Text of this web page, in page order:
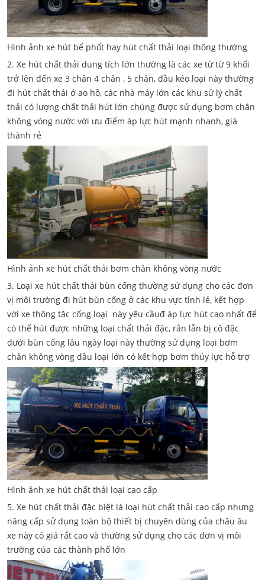
Hình ảnh xe hút bể phốt hay hút chất thải loại thông thường
2. Xe hút chất thải dung tích lớn thường là các xe từ từ 9 khối
trở lên đến xe 3 chân 4 chân , 5 chân, đầu kéo loại này thường
đi hút chất thải ở ao hồ, các nhà máy lớn các khu sử lý chất
thải có lượng chất thải hút lớn chúng được sử dụng bơm chân
không vòng nước với ưu điểm áp lực hút mạnh nhanh, giá
thành rẻ
Hình ảnh xe hút chất thải bơm chân không vòng nước
3. Loại xe hút chất thải bùn cống thường sử dụng cho các đơn
vị môi trường đi hút bùn cống ở các khu vực tỉnh lẻ, kết hợp
với xe thông tăc cống loại này yêu cầuđ áp lực hút cao nhất để
có thể hút được những loại chất thải đặc, rắn lẫn bị cô đặc
dưới bùn cống lâu ngày loại này thường sử dụng loại bơm
chân không vòng dầu loại lớn có kết hợp bơm thủy lực hỗ trợ
Hình ảnh xe hút chất thải loại cao cấp
5. Xe hút chất thải đặc biệt là loại hút chất thải cao cấp nhưng
nâng cấp sử dụng toàn bộ thiết bị chuyên dùng của châu âu
xe này có giá rất cao và thường sử dụng cho các đơn vị môi
trường của các thành phố lớn